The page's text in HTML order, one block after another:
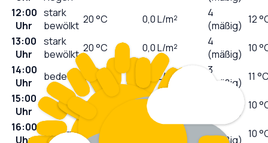
12:00
Uhr
stark
bewölkt 20°C 0,0L/m²
4
(mäßig) 12
13:00
Uhr
stark
bewölkt 20°C 0,0L/m²
4
(mäßig) 10
14:00
Uhr
bedeckt 20 °C L/m²
3
(mäßig) 11
15:00
Uhr
bedeckt 21 0,0
(mäßig) 10
16:00
Uhr
wolkig 22°C
5
(mäßig) 10